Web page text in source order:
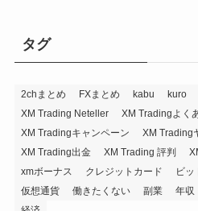
タグ
2chまとめ FXまとめ kabu kuro
XM Trading Neteller
XM Tradingよく
XM Tradingキャンペーン
XM Trading
XM Trading出金
XM Trading 評判
xmボーナス
クレジットカード ビッ
仮想通貨
働きたくない 副業 年収